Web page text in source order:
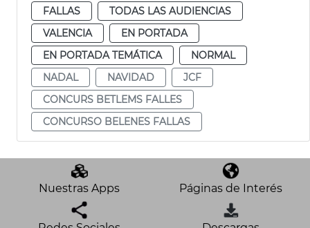
FALLAS
TODAS LAS AUDIENCIAS
VALENCIA
EN PORTADA
EN PORTADA TEMÁTICA
NORMAL
NADAL
NAVIDAD
JCF
CONCURS BETLEMS FALLES
CONCURSO BELENES FALLAS
Nuestras Apps Páginas de Interés